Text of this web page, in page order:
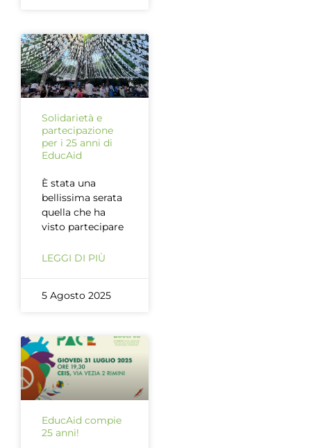
Solidarietà e
partecipazione
per i 25 anni di
EducAid
È stata una
bellissima serata
quella che ha
visto partecipare
LEGGI DI PIÙ
5 Agosto 2025
EducAid compie
25 anni!